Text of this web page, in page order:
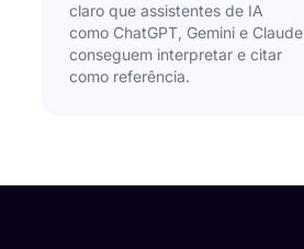
claro que assistentes de IA
como ChatGPT, Gemini e Claude
conseguem interpretar e citar
como referência.